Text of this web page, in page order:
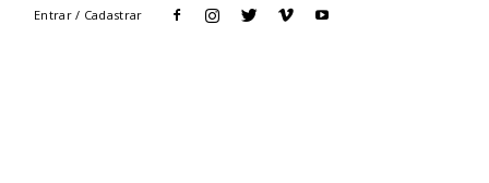
Entrar / Cadastrar